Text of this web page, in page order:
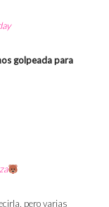
golpeada para
pero varias